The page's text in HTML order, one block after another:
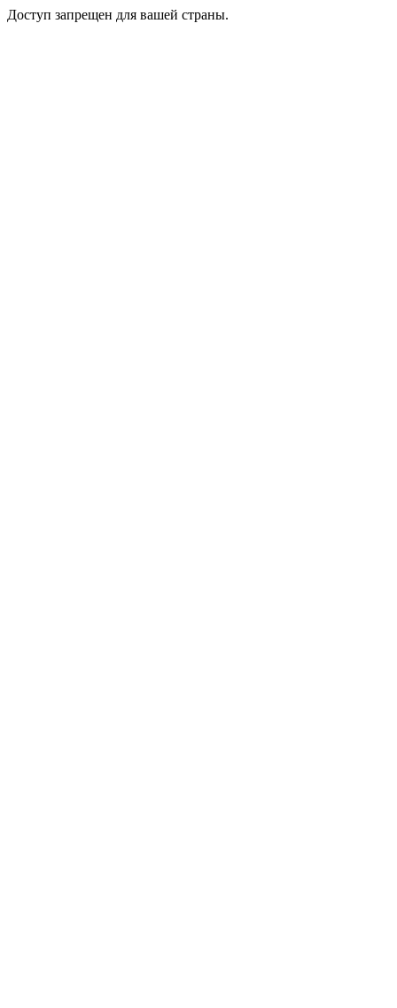
Доступ запрещен для вашей страны.